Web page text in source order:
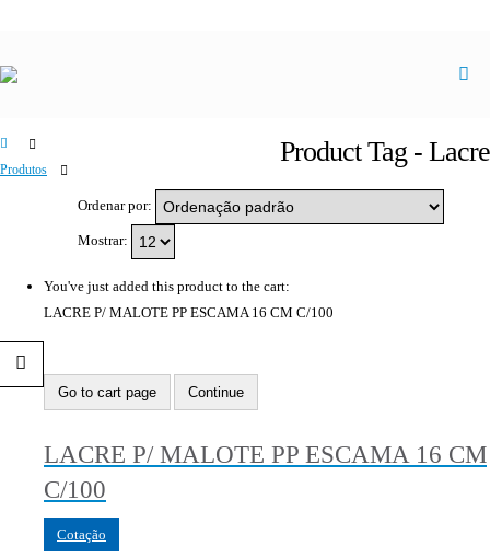
Product Tag - Lacre
Produtos
Ordenar por:
Mostrar:
You've just added this product to the cart:
LACRE P/ MALOTE PP ESCAMA 16 CM C/100
Go to cart page Continue
LACRE P/ MALOTE PP ESCAMA 16 CM
C/100
Cotação